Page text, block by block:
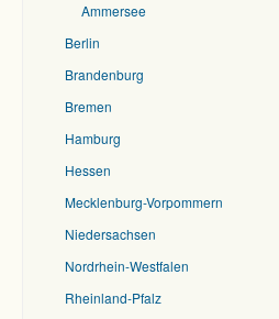
Ammersee
Berlin
Brandenburg
Bremen
Hamburg
Hessen
Mecklenburg-Vorpommern
Niedersachsen
Nordrhein-Westfalen
Rheinland-Pfalz